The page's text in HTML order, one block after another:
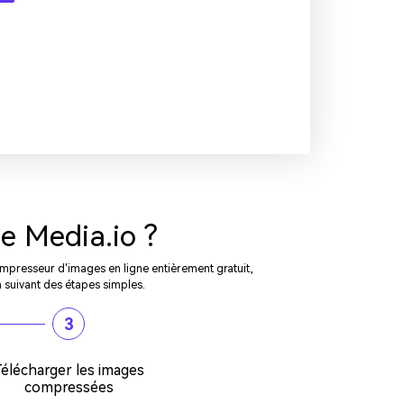
Media.io ?
d'images en ligne entièrement gratuit,
des étapes simples.
3
les images
compressées